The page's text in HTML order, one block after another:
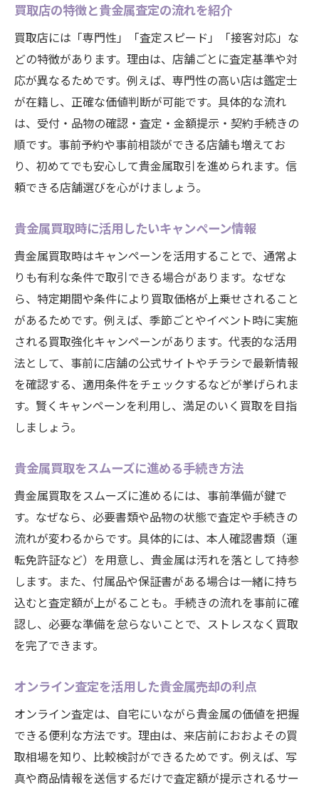
買取店の特徴と貴金属査定の流れを紹介
買取店には「専門性」「査定スピード」「接客対応」な
どの特徴があります。理由は、店舗ごとに査定基準や対
応が異なるためです。例えば、専門性の高い店は鑑定士
が在籍し、正確な価値判断が可能です。具体的な流れ
は、受付・品物の確認・査定・金額提示・契約手続きの
順です。事前予約や事前相談ができる店舗も増えてお
り、初めてでも安心して貴金属取引を進められます。信
頼できる店舗選びを心がけましょう。
貴金属買取時に活用したいキャンペーン情報
貴金属買取時はキャンペーンを活用することで、通常よ
りも有利な条件で取引できる場合があります。なぜな
ら、特定期間や条件により買取価格が上乗せされること
があるためです。例えば、季節ごとやイベント時に実施
される買取強化キャンペーンがあります。代表的な活用
法として、事前に店舗の公式サイトやチラシで最新情報
を確認する、適用条件をチェックするなどが挙げられま
す。賢くキャンペーンを利用し、満足のいく買取を目指
しましょう。
貴金属買取をスムーズに進める手続き方法
貴金属買取をスムーズに進めるには、事前準備が鍵で
す。なぜなら、必要書類や品物の状態で査定や手続きの
流れが変わるからです。具体的には、本人確認書類（運
転免許証など）を用意し、貴金属は汚れを落として持参
します。また、付属品や保証書がある場合は一緒に持ち
込むと査定額が上がることも。手続きの流れを事前に確
認し、必要な準備を怠らないことで、ストレスなく買取
を完了できます。
オンライン査定を活用した貴金属売却の利点
オンライン査定は、自宅にいながら貴金属の価値を把握
できる便利な方法です。理由は、来店前におおよその買
取相場を知り、比較検討ができるためです。例えば、写
真や商品情報を送信するだけで査定額が提示されるサー